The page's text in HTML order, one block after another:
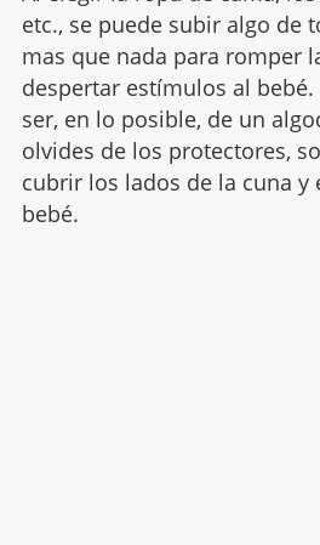
etc., se puede subir algo de
mas que nada para romper
despertar estímulos al bebé.
ser, en lo posible, de un
olvides de los protectores,
cubrir los lados de la cuna y
bebé.